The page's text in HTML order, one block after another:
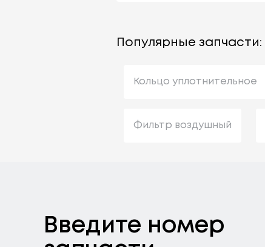
Популярные запчасти:
Кольцо уплотнительное
Фильтр воздушный
Введите номер